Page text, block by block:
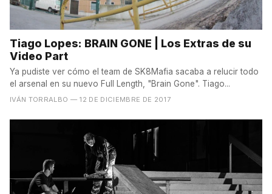
Tiago Lopes: BRAIN GONE | Los Extras de su
Video Part
Ya pudiste ver cómo el team de SK8Mafia sacaba a relucir todo
el arsenal en su nuevo Full Length, "Brain Gone". Tiago...
IVÁN TORRALBO — 12 DE DICIEMBRE DE 2017